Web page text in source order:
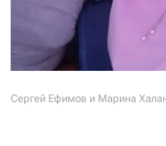
Сергей Ефимов и Марина